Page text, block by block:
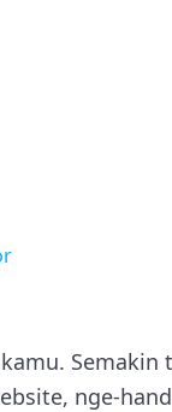
nge-